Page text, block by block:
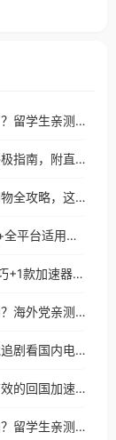
在国外看优酷上的电影为什么有的看不了？留学生亲测有效的回国加速方案
优酷区域限制破解：海外党追剧看片的终极指南，附直播欧冠+1905电影网解决方案
优酷国外看不了怎么解决？海外党追剧购物全攻略，这招亲测有效！
在老挝用优酷地区限制怎么办？3步解锁+全平台适用的回国加速器指南
海外党有优酷会员却看不了？3个实用技巧+1款加速器解决追剧&金融APP难题
在日本用优酷怎么把定位修改到中国国内？海外党亲测有效的回国加速指南
还在被优酷提示非中国地区困扰？海外党追剧看国内电影的正确打开方式
海外看优酷的软件怎么选？留学生亲测有效的回国加速方案
在英国用优酷怎么把定位修改到中国国内？留学生亲测有效的回国加速方案